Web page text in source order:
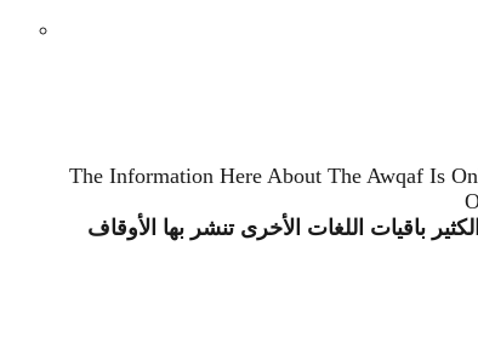
The Information Here About The Awqaf Is
باقيات اللغات الأخرى تنشر بها الأوقاف